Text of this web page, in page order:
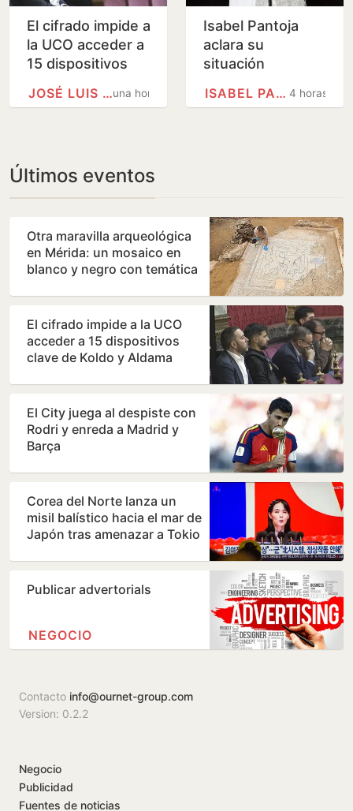
El cifrado impide a
la UCO acceder a
15 dispositivos
clave de Koldo y
Aldama
una hora
JOSÉ LUIS ÁBALOS
Isabel Pantoja
aclara su
situación
revés de la
4 horas
ISABEL PANTOJA
Últimos eventos
Otra maravilla arqueológica
en Mérida: un mosaico en
blanco y negro con temática
El cifrado impide a la UCO
acceder a 15 dispositivos
clave de Koldo y Aldama
El City juega al despiste con
Rodri y enreda a Madrid y
Barça
Corea del Norte lanza un
misil balístico hacia el mar de
Japón tras amenazar a Tokio
Publicar advertorials
NEGOCIO
Contacto info@ournet-group.com
Version: 0.2.2
Negocio
Publicidad
Fuentes de noticias